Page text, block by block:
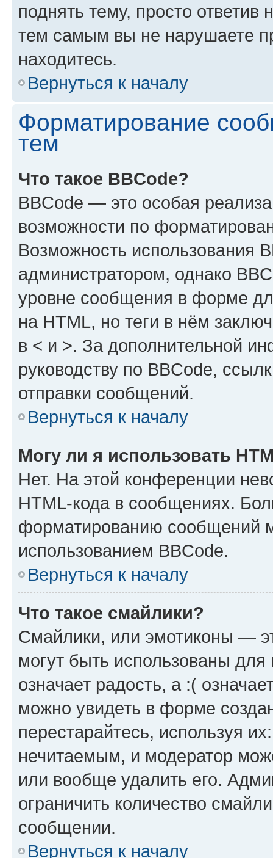
поднять тему, просто ответив
тем самым вы не нарушаете
находитесь.
Вернуться к началу
Форматирование
тем
Что такое BBCode?
BBCode — это особая
возможности по
Возможность использования
администратором, однако
уровне сообщения в форме
на HTML, но теги в нём
в < и >. За дополнительной
руководству по BBCode,
отправки сообщений.
Вернуться к началу
Могу ли я использовать
Нет. На этой конференции
HTML-кода в сообщениях.
форматированию сообщений
использованием BBCode.
Вернуться к началу
Что такое смайлики?
Смайлики, или эмотиконы —
могут быть использованы
означает радость, а :(
можно увидеть в форме
перестарайтесь, используя
нечитаемым, и модератор
или вообще удалить его.
ограничить количество
сообщении.
Вернуться к началу